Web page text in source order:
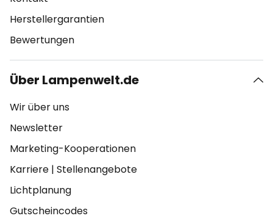
Herstellergarantien
Bewertungen
Über Lampenwelt.de
Wir über uns
Newsletter
Marketing-Kooperationen
Karriere | Stellenangebote
Lichtplanung
Gutscheincodes